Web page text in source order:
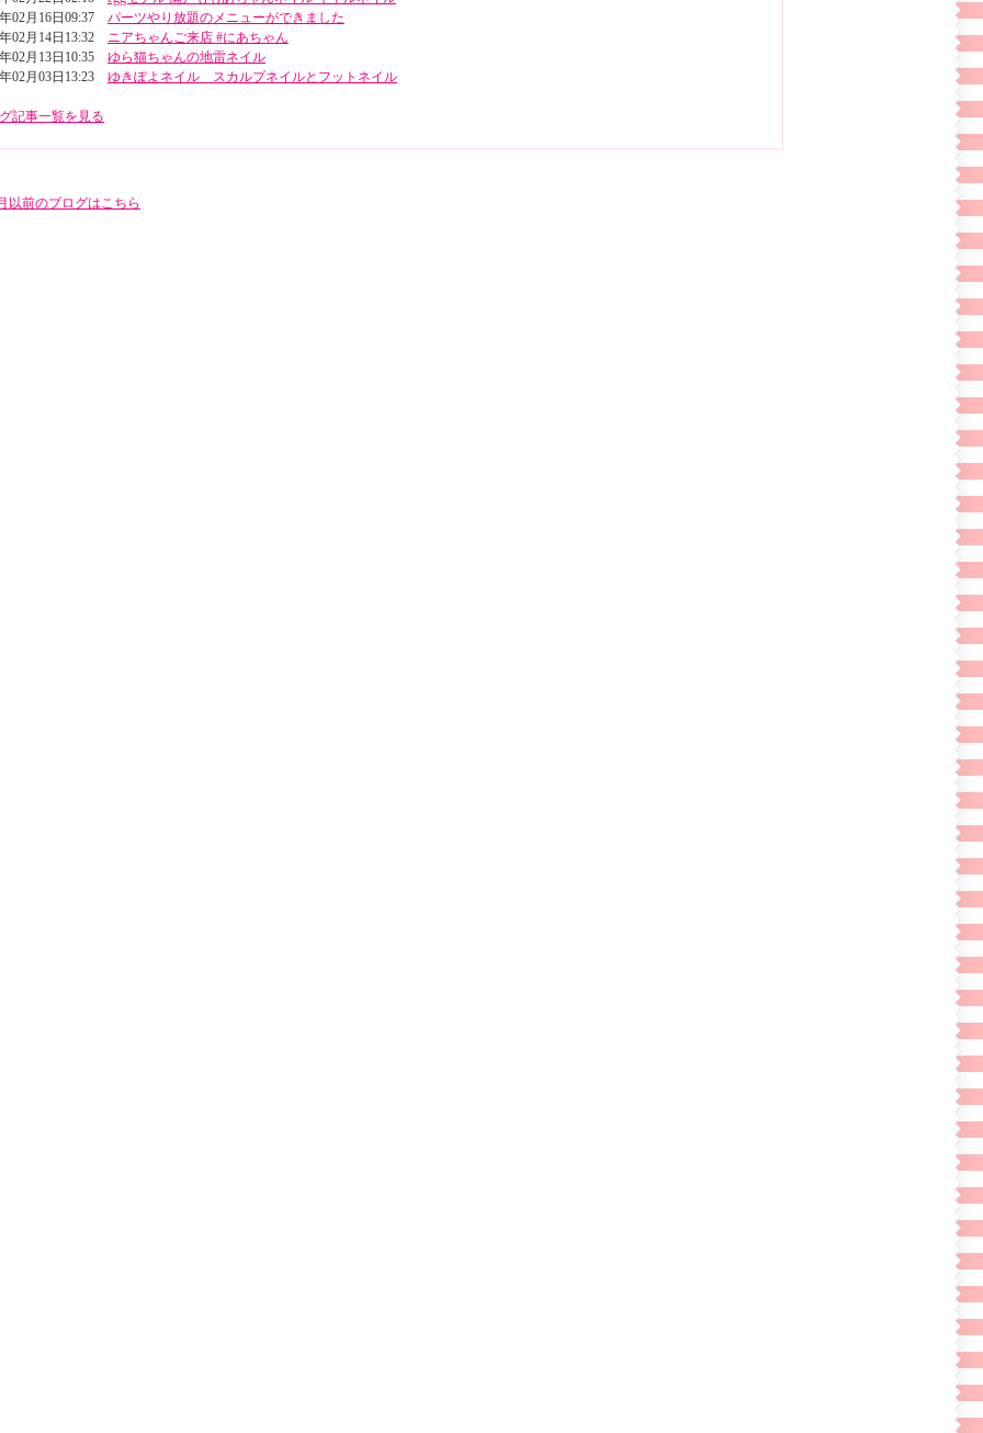
02月16日09:37 パーツやり放題のメニューができました
02月14日13:32 ニアちゃんご来店 #にあちゃん
02月13日10:35 ゆら猫ちゃんの地雷ネイル
02月03日13:23 ゆきぽよネイル スカルプネイルとフットネイル
記事一覧を見る
以前のブログはこちら